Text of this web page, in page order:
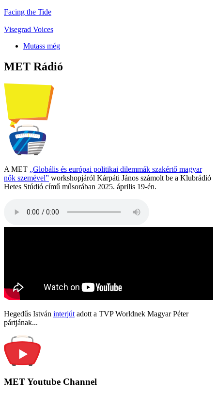
Facing the Tide
Visegrad Voices
Mutass még
MET Rádió
A MET „Globális és európai politikai dilemmák szakértő magyar
nők szemével” workshopjáról Kárpáti János számolt be a Klubrádió
Hetes Stúdió című műsorában 2025. április 19-én.
Hegedűs István interjút adott a TVP Worldnek Magyar Péter
pártjának...
MET Youtube Channel